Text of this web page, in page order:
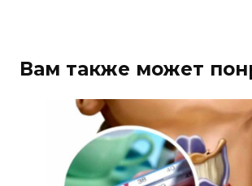
Вам также может